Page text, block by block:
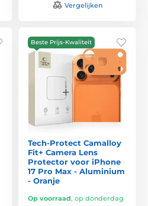
Vergelijken
Beste Prijs-Kwaliteit
Tech-Protect Camalloy
Fit+ Camera Lens
Protector voor iPhone
17 Pro Max - Aluminium
- Oranje
Op voorraad, op donderdag